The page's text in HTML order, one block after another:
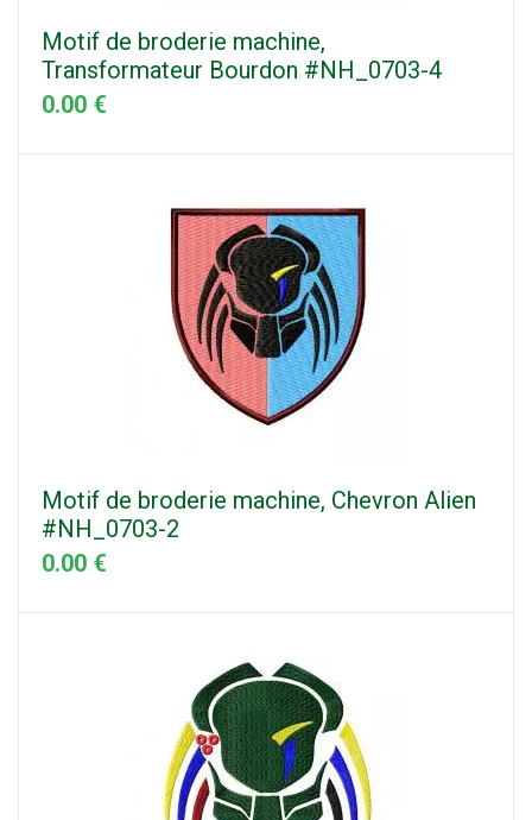
Motif de broderie machine,
Transformateur Bourdon #NH_0703-4
0.00 €
Motif de broderie machine, Chevron Alien
#NH_0703-2
0.00 €